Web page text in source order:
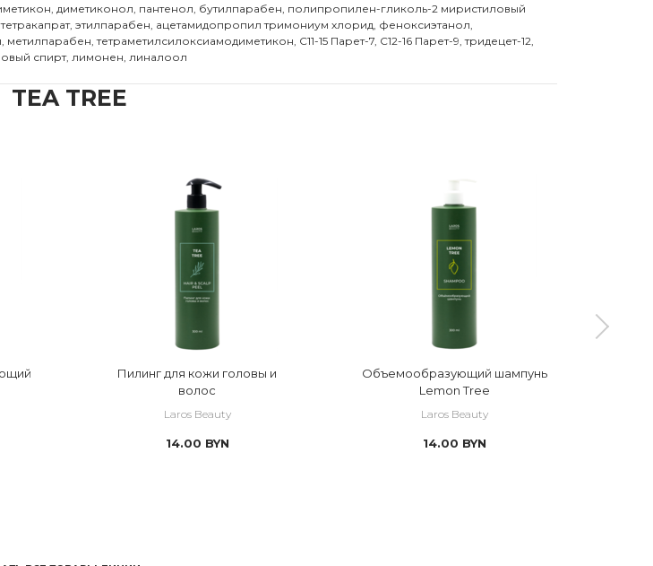
диметиконол, пантенол, бутилпарабен, полипропилен-гликоль-2 миристиловый
этилпарабен, ацетамидопропил тримониум хлорид, феноксиэтанол,
тетраметилсилоксиамодиметикон, С11-15 Парет-7, С12-16 Парет-9, тридецет-12,
спирт, лимонен, линалоол
TEA TREE
Пилинг для кожи головы и
волос
Laros Beauty
14.00 BYN
Объемообразующий шампунь
Lemon Tree
Laros Beauty
14.00 BYN